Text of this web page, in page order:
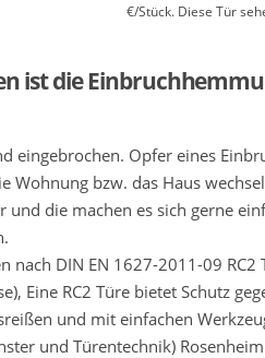
€/Stück. Diese Tür
ist die
eingebrochen. Opfer eines
Wohnung bzw. das Haus
und die machen es sich gerne
DIN EN 1627-2011-09 RC2
Eine RC2 Türe bietet Schutz
und mit einfachen
und Türentechnik)